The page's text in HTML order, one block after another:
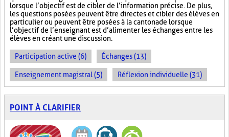
lorsque l’objectif est de cibler de l’information précise. De plus,
les questions posées peuvent être directes et cibler des élèves en
particulier ou peuvent être posées à la cantonade lorsque
l’objectif de l’enseignant est d’alimenter les échanges entre les
élèves en créant une discussion.
Participation active (6) Échanges (13)
Enseignement magistral (5) Réflexion individuelle (31)
POINT À CLARIFIER